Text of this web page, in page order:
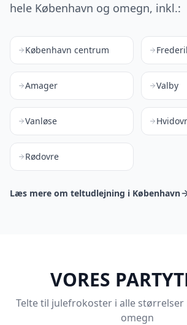
hele København og omegn, inkl.:
København centrum
Amager Valby
Vanløse
Rødovre
Læs mere om teltudlejning i København
VORES
Telte til julefrokoster i alle størrelser
omegn